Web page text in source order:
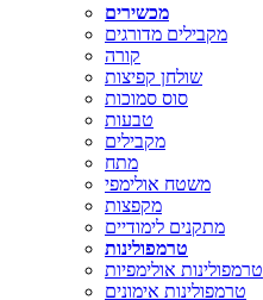
מכשירים
מקבילים מדורגים
קורה
שולחן קפיצות
סוס סמוכות
טבעות
מקבילים
מתח
משטח אולימפי
מקפצות
מתקנים לימודיים
טרמפולינות
טרמפולינות אולימפיות
טרמפולינות אימונים